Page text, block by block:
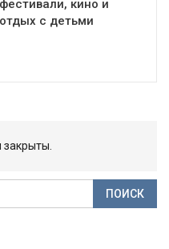
фестивали, кино и
отдых с детьми